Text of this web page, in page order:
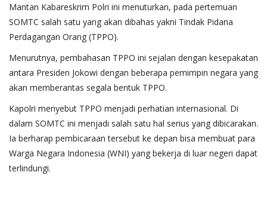
Mantan Kabareskrim Polri ini menuturkan, pada pertemuan
SOMTC salah satu yang akan dibahas yakni Tindak Pidana
Perdagangan Orang (TPPO).
Menurutnya, pembahasan TPPO ini sejalan dengan kesepakatan
antara Presiden Jokowi dengan beberapa pemimpin negara yang
akan memberantas segala bentuk TPPO.
Kapolri menyebut TPPO menjadi perhatian internasional. Di
dalam SOMTC ini menjadi salah satu hal serius yang dibicarakan.
Ia berharap pembicaraan tersebut ke depan bisa membuat para
Warga Negara Indonesia (WNI) yang bekerja di luar negeri dapat
terlindungi.